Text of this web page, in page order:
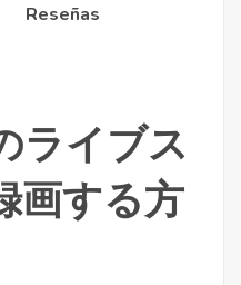
Reseñas
ライブス
画する方